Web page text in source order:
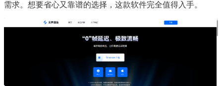
需求。想要省心又靠谱的选择，这款软件完全值得入手。